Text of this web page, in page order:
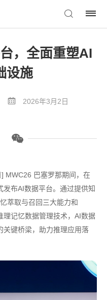
，全面重塑AI
设施
2026年3月2日
MWC26 巴塞罗那期间，在
布AI数据平台。通过提供知
萃取与召回三大能力和
记忆数据管理技术，AI数据
关键桥梁，助力推理应用落